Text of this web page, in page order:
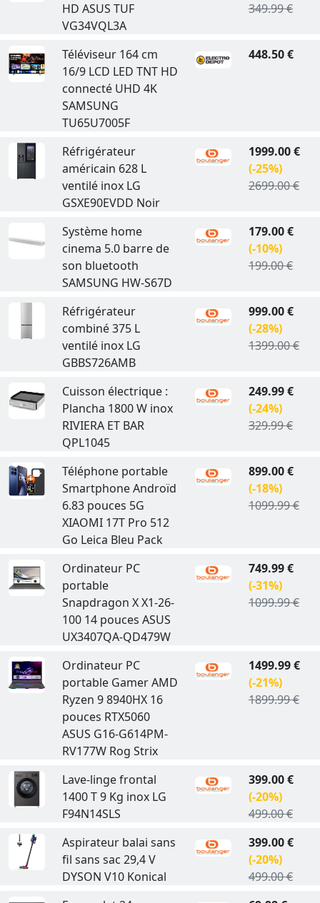
HD ASUS TUF
VG34VQL3A
349.99 €
Téléviseur 164 cm
16/9 LCD LED TNT HD
connecté UHD 4K
SAMSUNG
TU65U7005F
448.50 €
Réfrigérateur
américain 628 L
ventilé inox LG
GSXE90EVDD Noir
1999.00 €
(-25%)
2699.00 €
Système home
cinema 5.0 barre de
son bluetooth
SAMSUNG HW-S67D
179.00 €
(-10%)
199.00 €
Réfrigérateur
combiné 375 L
ventilé inox LG
GBBS726AMB
999.00 €
(-28%)
1399.00 €
Cuisson électrique :
Plancha 1800 W inox
RIVIERA ET BAR
QPL1045
249.99 €
(-24%)
329.99 €
Téléphone portable
Smartphone Androïd
6.83 pouces 5G
XIAOMI 17T Pro 512
Go Leica Bleu Pack
899.00 €
(-18%)
1099.99 €
Ordinateur PC
portable
Snapdragon X X1-26-
100 14 pouces ASUS
UX3407QA-QD479W
749.99 €
(-31%)
1099.99 €
Ordinateur PC
portable Gamer AMD
Ryzen 9 8940HX 16
pouces RTX5060
ASUS G16-G614PM-
RV177W Rog Strix
1499.99 €
(-21%)
1899.99 €
Lave-linge frontal
1400 T 9 Kg inox LG
F94N14SLS
399.00 €
(-20%)
499.00 €
Aspirateur balai sans
fil sans sac 29,4 V
DYSON V10 Konical
399.00 €
(-20%)
499.00 €